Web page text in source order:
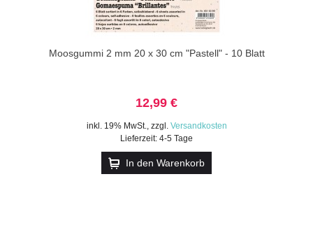
Moosgummi 2 mm 20 x 30 cm "Pastell" - 10 Blatt
12,99 €
inkl. 19% MwSt., zzgl. Versandkosten
Lieferzeit: 4-5 Tage
In den Warenkorb